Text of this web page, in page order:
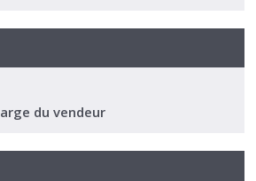
du vendeur